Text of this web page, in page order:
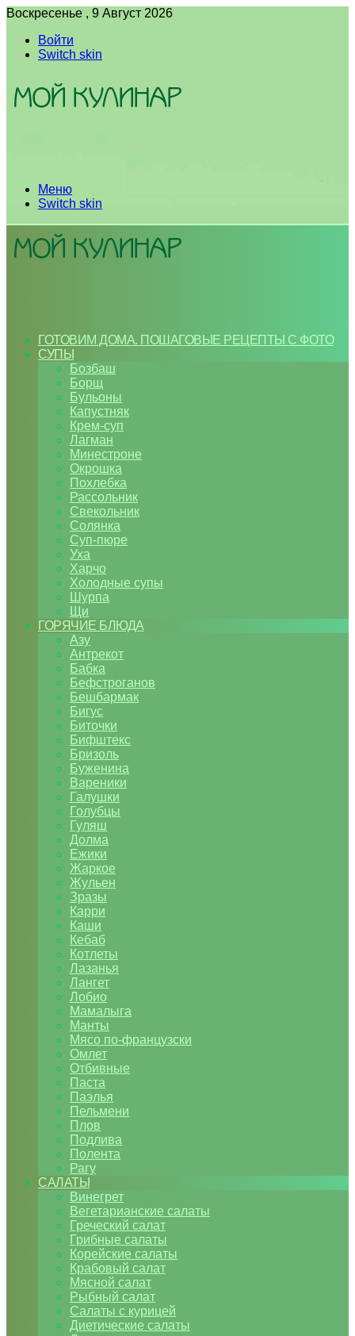
Воскресенье , 9 Август 2026
Войти
Switch skin
Меню
Switch skin
ГОТОВИМ ДОМА. ПОШАГОВЫЕ РЕЦЕПТЫ С ФОТО
СУПЫ
Бозбаш
Борщ
Бульоны
Капустняк
Крем-суп
Лагман
Минестроне
Окрошка
Похлебка
Рассольник
Свекольник
Солянка
Суп-пюре
Уха
Харчо
Холодные супы
Шурпа
Щи
ГОРЯЧИЕ БЛЮДА
Азу
Антрекот
Бабка
Бефстроганов
Бешбармак
Бигус
Биточки
Бифштекс
Бризоль
Буженина
Вареники
Галушки
Голубцы
Гуляш
Долма
Ежики
Жаркое
Жульен
Зразы
Карри
Каши
Кебаб
Котлеты
Лазанья
Лангет
Лобио
Мамалыга
Манты
Мясо по-французски
Омлет
Отбивные
Паста
Паэлья
Пельмени
Плов
Подлива
Полента
Рагу
САЛАТЫ
Винегрет
Вегетарианские салаты
Греческий салат
Грибные салаты
Корейские салаты
Крабовый салат
Мясной салат
Рыбный салат
Салаты с курицей
Диетические салаты